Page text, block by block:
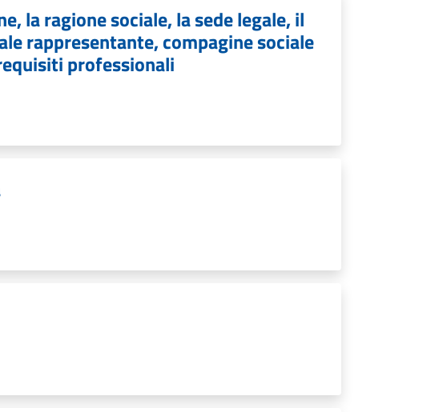
la ragione sociale, la sede legale, il
rappresentante, compagine sociale
professionali